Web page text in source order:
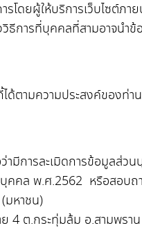
รโดยผู้ให้บริการเว็บไซต์ภ
วิธีการที่บุคคลที่สามอาจนำข้
ด้ตามความประสงค์ของท่าน
มีการละเมิดการข้อมูลส่ว
คล พ.ศ.2562 หรือสอบถ
มหาชน)
4 ต.กระทุ่มล้ม อ.สามพรา